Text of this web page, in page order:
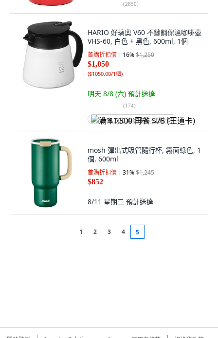
(2850)
HARIO 好璃奧 V60 不鏽鋼保溫咖啡壺
VHS-60, 白色 + 黑色, 600ml, 1個
首購折扣價 16%$1,250
$1,050
($1050.00/1個)
明天 8/8 (六) 預計送達
(174)
满 $1,500 再省 $75 (王道卡)
mosh 彈出式吸管隨行杯, 霧面綠色, 1
個, 600ml
首購折扣價 31%$1,245
$852
8/11 星期二 預計送達
1 2 3 4 5